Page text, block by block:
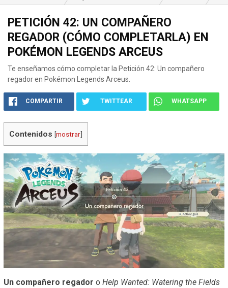
PETICIÓN 42: UN COMPAÑERO
REGADOR (CÓMO COMPLETARLA) EN
POKÉMON LEGENDS ARCEUS
Te enseñamos cómo completar la Petición 42: Un compañero
regador en Pokémon Legends Arceus.
COMPARTIR TWITTEAR WHATSAPP
Contenidos [mostrar]
Un compañero regador o Help Wanted: Watering the Fields